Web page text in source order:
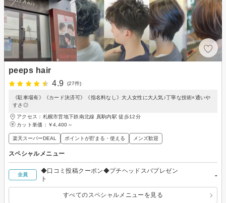
peeps hair
4.9
(27件)
《駐車場有》《カード決済可》《指名料なし》大人女性に大人気♪丁寧な技術×通いや
すさ◎
アクセス：札幌市営地下鉄南北線 真駒内駅 徒歩12分
カット単価： ￥4,400～
楽天スーパーDEAL ポイントが貯まる・使える メンズ歓迎
スペシャルメニュー
全員
◆口コミ投稿クーポン◆プチヘッドスパプレゼン
ト
-
すべてのスペシャルメニューを見る